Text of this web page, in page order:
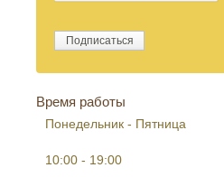
Время работы
Понедельник - Пятница
10:00 - 19:00